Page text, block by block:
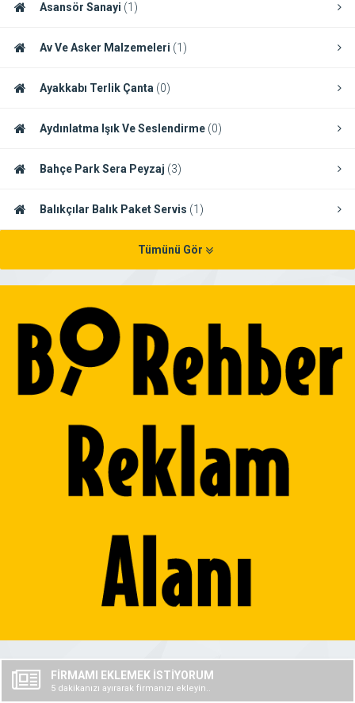
Asansör Sanayi (1)
Av Ve Asker Malzemeleri (1)
Ayakkabı Terlik Çanta (0)
Aydınlatma Işık Ve Seslendirme (0)
Bahçe Park Sera Peyzaj (3)
Balıkçılar Balık Paket Servis (1)
Tümünü Gör
FİRMAMI EKLEMEK İSTİYORUM
5 dakikanızı ayırarak firmanızı ekleyin..